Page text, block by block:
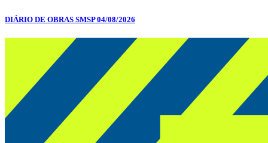
DIÁRIO DE OBRAS SMSP 04/08/2026